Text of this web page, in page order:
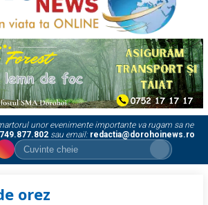
unor evenimente importante va rugam sa ne
sau email: redactia@dorohoinews.ro
orez